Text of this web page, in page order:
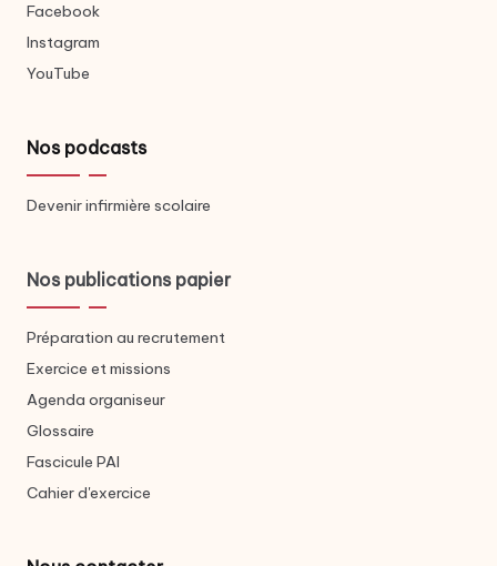
Facebook
Instagram
YouTube
Nos podcasts
Devenir infirmière scolaire
Nos publications papier
Préparation au recrutement
Exercice et missions
Agenda organiseur
Glossaire
Fascicule PAI
Cahier d'exercice